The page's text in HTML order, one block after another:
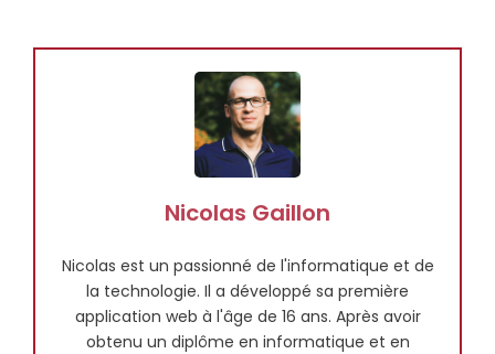
Nicolas Gaillon
Nicolas est un passionné de l'informatique et de
la technologie. Il a développé sa première
application web à l'âge de 16 ans. Après avoir
obtenu un diplôme en informatique et en